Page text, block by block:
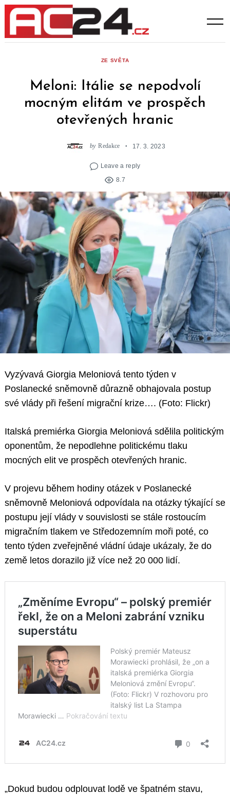
Skip
content
ZE SVĚTA
Meloni: Itálie se nepodvolí
mocným elitám ve prospěch
otevřených hranic
by Redakce 17. 3. 2023
Leave a reply
8.7
Vyzývavá Giorgia Meloniová tento týden v
Poslanecké sněmovně důrazně obhajovala postup
své vlády při řešení migrační krize…. (Foto: Flickr)
Italská premiérka Giorgia Meloniová sdělila politickým
oponentům, že nepodlehne politickému tlaku
mocných elit ve prospěch otevřených hranic.
V projevu během hodiny otázek v Poslanecké
sněmovně Meloniová odpovídala na otázky týkající se
postupu její vlády v souvislosti se stále rostoucím
migračním tlakem ve Středozemním moři poté, co
tento týden zveřejněné vládní údaje ukázaly, že do
země letos dorazilo již více než 20 000 lidí.
„Dokud budou odplouvat lodě ve špatném stavu,